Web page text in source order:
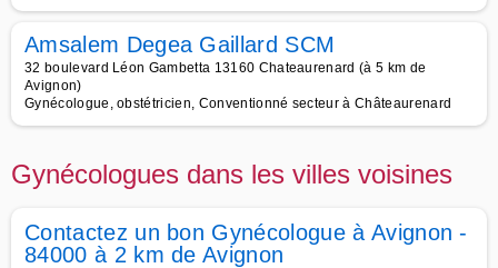
Amsalem Degea Gaillard SCM
32 boulevard Léon Gambetta 13160 Chateaurenard (à 5 km de
Avignon)
Gynécologue, obstétricien, Conventionné secteur à Châteaurenard
Gynécologues dans les villes voisines
Contactez un bon Gynécologue à Avignon -
84000 à 2 km de Avignon